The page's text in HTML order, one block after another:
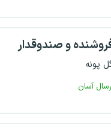
و صندوقدار
پونه
آسان